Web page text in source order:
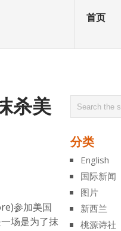
首页
杀美
参加美国
场是为了抹
分类
English
国际新闻
图片
新西兰
桃源诗社